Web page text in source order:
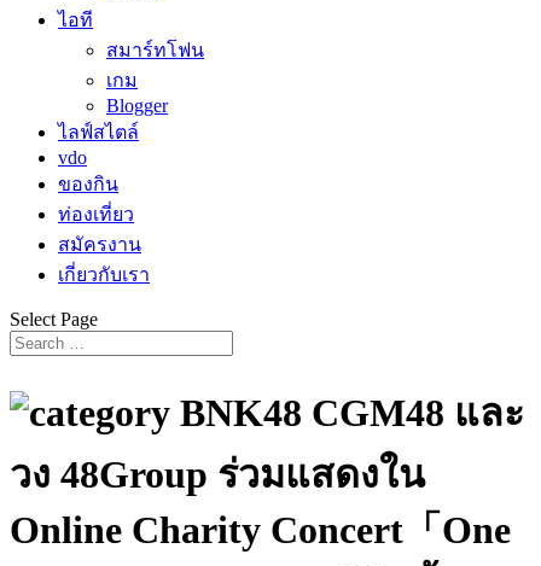
ไอที
สมาร์ทโฟน
เกม
Blogger
ไลฟ์สไตล์
vdo
ของกิน
ท่องเที่ยว
สมัครงาน
เกี่ยวกับเรา
Select Page
BNK48 CGM48 และ
วง 48Group ร่วมแสดงใน
Online Charity Concert「One